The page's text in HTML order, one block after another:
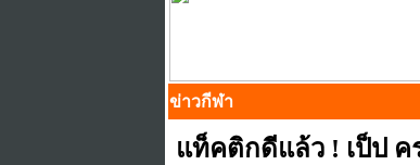
ข่าวกีฬา
แท็คติกดีแล้ว ! เป็ป